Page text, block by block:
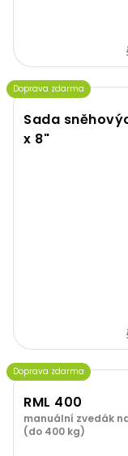
Doprava zdarma
Sada
x 8"
Doprava zdarma
RML 400
manuální zvedák
(do 400 kg)